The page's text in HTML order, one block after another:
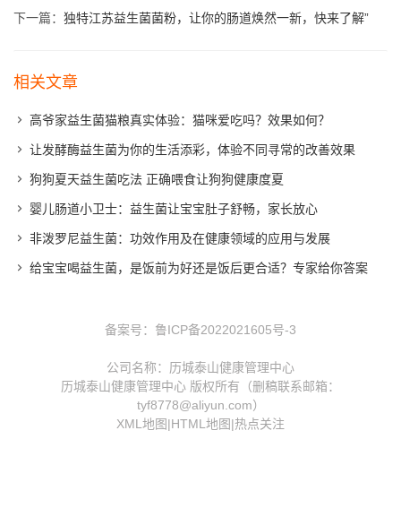
下一篇： 独特江苏益生菌菌粉，让你的肠道焕然一新，快来了解”
相关文章
高爷家益生菌猫粮真实体验：猫咪爱吃吗？效果如何？
让发酵酶益生菌为你的生活添彩，体验不同寻常的改善效果
狗狗夏天益生菌吃法 正确喂食让狗狗健康度夏
婴儿肠道小卫士：益生菌让宝宝肚子舒畅，家长放心
非泼罗尼益生菌：功效作用及在健康领域的应用与发展
给宝宝喝益生菌，是饭前为好还是饭后更合适？专家给你答案
备案号： 鲁ICP备2022021605号-3
公司名称：历城泰山健康管理中心
历城泰山健康管理中心 版权所有（删稿联系邮箱：
tyf8778@aliyun.com）
XML地图|HTML地图|热点关注